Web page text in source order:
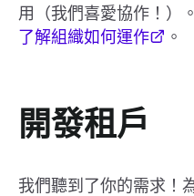
用（我們喜愛協作！）
了解組織如何運作
。
開發租戶
我們聽到了你的需求！